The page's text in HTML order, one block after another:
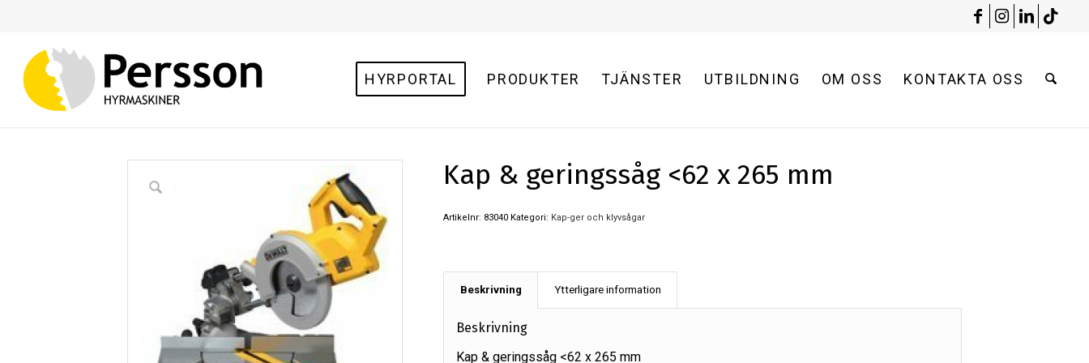
HYRPORTAL PRODUKTER TJÄNSTER UTBILDNING OM OSS KONTAKTA OSS
Kap & geringssåg <62 x 265 mm
Artikelnr: 83040 Kategori: Kap-ger och klyvsågar
Beskrivning Ytterligare information
Beskrivning
Kap & geringssåg <62 x 265 mm